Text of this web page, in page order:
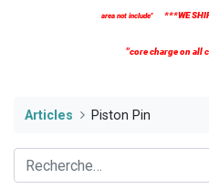
area not include'' ***WE
''core charge on all
Articles Piston Pin